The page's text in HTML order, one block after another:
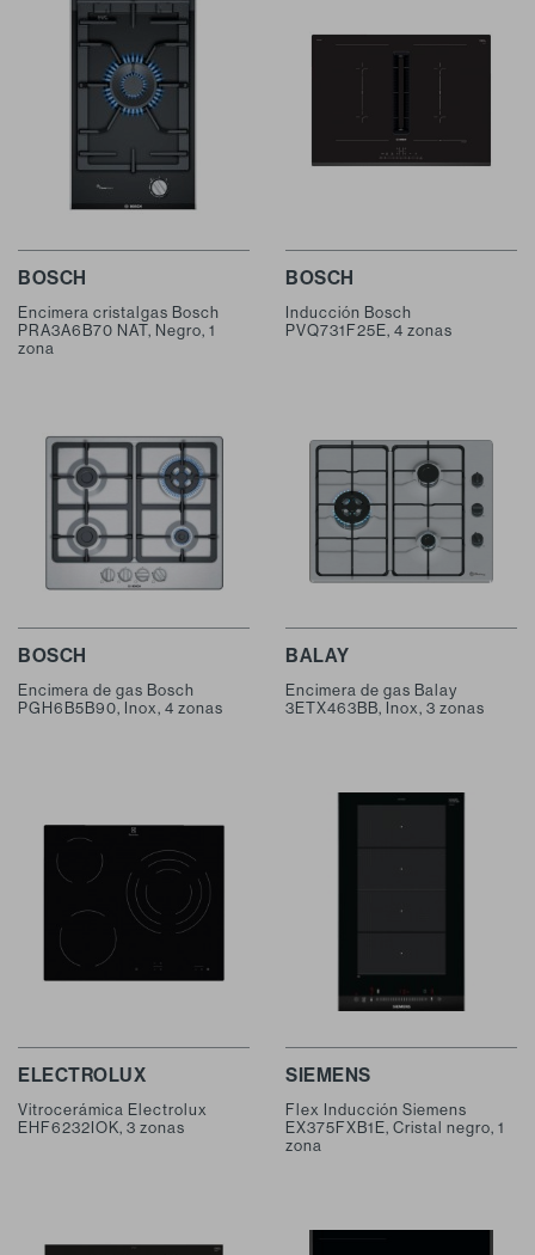
BOSCH
Encimera cristalgas Bosch
PRA3A6B70 NAT, Negro, 1
zona
BOSCH
Inducción Bosch
PVQ731F25E, 4 zonas
BOSCH
Encimera de gas Bosch
PGH6B5B90, Inox, 4 zonas
BALAY
Encimera de gas Balay
3ETX463BB, Inox, 3 zonas
ELECTROLUX
Vitrocerámica Electrolux
EHF6232IOK, 3 zonas
SIEMENS
Flex Inducción Siemens
EX375FXB1E, Cristal negro, 1
zona